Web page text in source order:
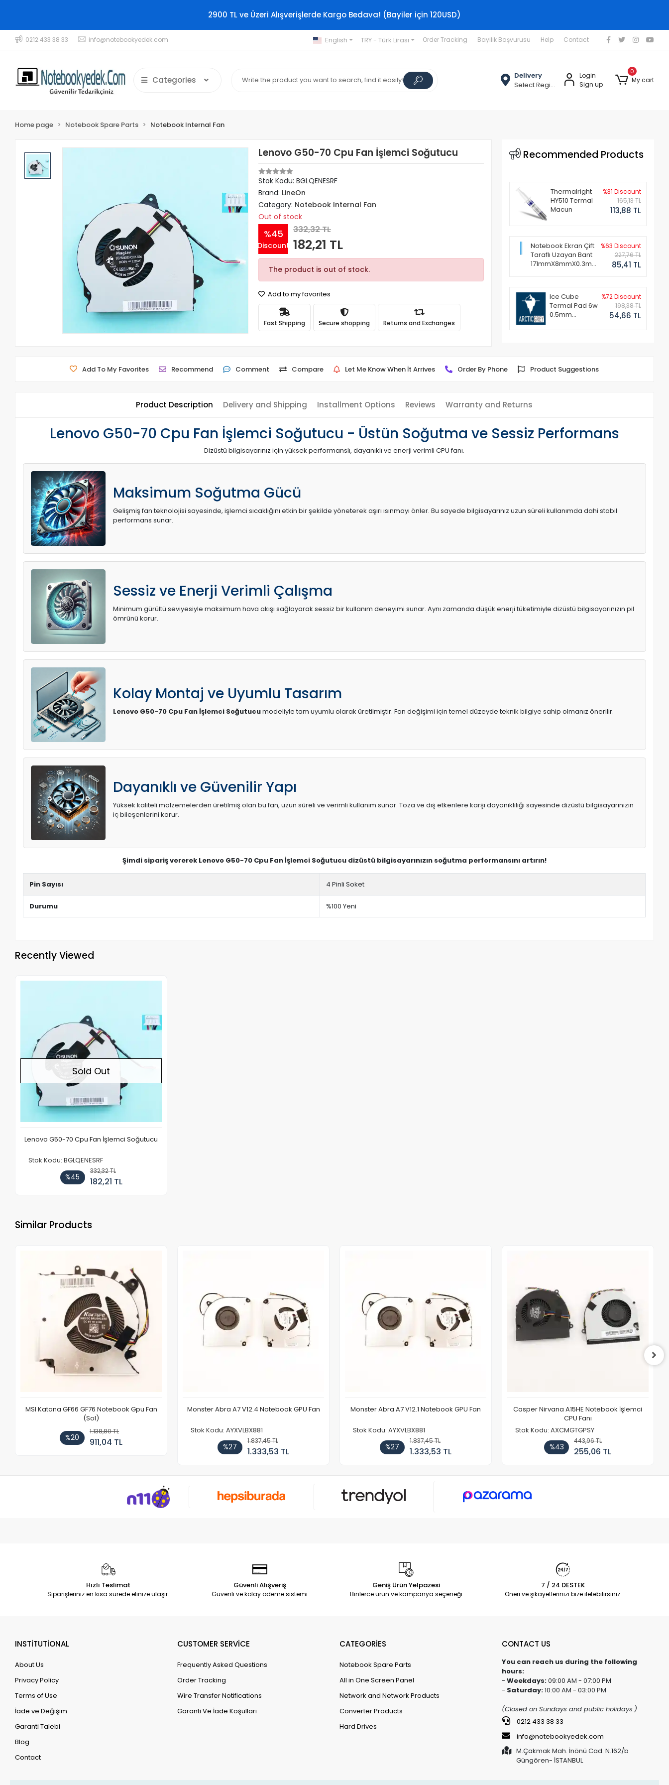
2900 TL ve Üzeri Alışverişlerde Kargo Bedava! (Bayiler için 120USD)
0212 433 38 33 info@notebookyedek.com English TRY - Türk Lirası Order Tracking Bayilik Başvurusu Help Contact
Categories
Delivery
Select Region
Login
Sign up
0
My cart
Home page Notebook Spare Parts Notebook Internal Fan
Lenovo G50-70 Cpu Fan İşlemci Soğutucu
Stok Kodu: BGLQENESRF
Brand: LineOn
Category: Notebook Internal Fan
Out of stock
%45
Discount
332,32 TL
182,21 TL
The product is out of stock.
Add to my favorites
Fast Shipping Secure shopping Returns and Exchanges
Recommended Products
Thermalright
HY510 Termal
Macun
%31 Discount
165,13 TL
113,88 TL
Notebook Ekran Çift
Taraflı Uzayan Bant
171mmX8mmX0.3mm
%63 Discount
227,76 TL
85,41 TL
Ice Cube
Termal Pad 6w
0.5mm
%72 Discount
198,38 TL
54,66 TL
Add To My Favorites Recommend Comment Compare Let Me Know When İt Arrives Order By Phone Product Suggestions
Product Description Delivery and Shipping Installment Options Reviews Warranty and Returns
Lenovo G50-70 Cpu Fan İşlemci Soğutucu - Üstün Soğutma ve Sessiz Performans
Dizüstü bilgisayarınız için yüksek performanslı, dayanıklı ve enerji verimli CPU fanı.
Maksimum Soğutma Gücü
Gelişmiş fan teknolojisi sayesinde, işlemci sıcaklığını etkin bir şekilde yöneterek aşırı ısınmayı önler. Bu sayede bilgisayarınız uzun süreli kullanımda dahi stabil
performans sunar.
Sessiz ve Enerji Verimli Çalışma
Minimum gürültü seviyesiyle maksimum hava akışı sağlayarak sessiz bir kullanım deneyimi sunar. Aynı zamanda düşük enerji tüketimiyle dizüstü bilgisayarınızın pil
ömrünü korur.
Kolay Montaj ve Uyumlu Tasarım
Lenovo G50-70 Cpu Fan İşlemci Soğutucumodeliyle tam uyumlu olarak üretilmiştir. Fan değişimi için temel düzeyde teknik bilgiye sahip olmanız önerilir.
Dayanıklı ve Güvenilir Yapı
Yüksek kaliteli malzemelerden üretilmiş olan bu fan, uzun süreli ve verimli kullanım sunar. Toza ve dış etkenlere karşı dayanıklılığı sayesinde dizüstü bilgisayarınızın
iç bileşenlerini korur.
Şimdi sipariş vererek Lenovo G50-70 Cpu Fan İşlemci Soğutucu dizüstü bilgisayarınızın soğutma performansını artırın!
Pin Sayısı 4 Pinli Soket
Durumu %100 Yeni
Recently Viewed
Sold Out
Lenovo G50-70 Cpu Fan İşlemci Soğutucu
Stok Kodu: BGLQENESRF
%45
332,32 TL
182,21 TL
Similar Products
MSI Katana GF66 GF76 Notebook Gpu Fan
(Sol)
%20
1.138,80 TL
911,04 TL
Monster Abra A7 V12.4 Notebook GPU Fan
Stok Kodu: AYXVLBX881
%27
1.837,45 TL
1.333,53 TL
Monster Abra A7 V12.1 Notebook GPU Fan
Stok Kodu: AYXVLBX881
%27
1.837,45 TL
1.333,53 TL
Casper Nirvana A15HE Notebook İşlemci
CPU Fanı
Stok Kodu: AXCMGTGPSY
%43
443,96 TL
255,06 TL
Hızlı Teslimat
Siparişleriniz en kısa sürede elinize ulaşır.
Güvenli Alışveriş
Güvenli ve kolay ödeme sistemi
Geniş Ürün Yelpazesi
Binlerce ürün ve kampanya seçeneği
7 / 24 DESTEK
Öneri ve şikayetlerinizi bize iletebilirsiniz.
INSTİTUTİONAL
About Us
Privacy Policy
Terms of Use
İade ve Değişim
Garanti Talebi
Blog
Contact
CUSTOMER SERVİCE
Frequently Asked Questions
Order Tracking
Wire Transfer Notifications
Garanti Ve İade Koşulları
CATEGORİES
Notebook Spare Parts
All in One Screen Panel
Network and Network Products
Converter Products
Hard Drives
CONTACT US
You can reach us during the following
hours:
- Weekdays:09:00 AM - 07:00 PM
- Saturday:10:00 AM - 03:00 PM
(Closed on Sundays and public holidays.)
0212 433 38 33
info@notebookyedek.com
M.Çakmak Mah. İnönü Cad. N.162/b
Güngören- İSTANBUL